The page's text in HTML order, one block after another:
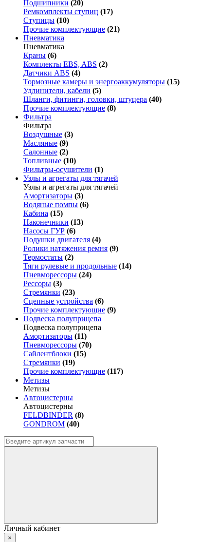
Подшипники (20)
Ремкомплекты ступиц (17)
Ступицы (10)
Прочие комплектующие (21)
Пневматика
Пневматика
Краны (6)
Комплекты EBS, ABS (2)
Датчики ABS (4)
Тормозные камеры и энергоаккумуляторы (15)
Удлинители, кабели (5)
Шланги, фитинги, головки, штуцера (40)
Прочие комплектующие (8)
Фильтра
Фильтра
Воздушные (3)
Масляные (9)
Салонные (2)
Топливные (10)
Фильтры-осушители (1)
Узлы и агрегаты для тягачей
Узлы и агрегаты для тягачей
Амортизаторы (3)
Водяные помпы (6)
Кабина (15)
Наконечники (13)
Насосы ГУР (6)
Подушки двигателя (4)
Ролики натяжения ремня (9)
Термостаты (2)
Тяги рулевые и продольные (14)
Пневморессоры (24)
Рессоры (3)
Стремянки (23)
Сцепные устройства (6)
Прочие комплектующие (9)
Подвеска полуприцепа
Подвеска полуприцепа
Амортизаторы (11)
Пневморессоры (70)
Сайлентблоки (15)
Стремянки (19)
Прочие комплектующие (117)
Метизы
Метизы
Автоцистерны
Автоцистерны
FELDBINDER (8)
GONDROM (40)
Личный кабинет
×